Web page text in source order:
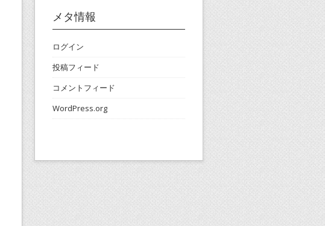
メタ情報
ログイン
投稿フィード
コメントフィード
WordPress.org